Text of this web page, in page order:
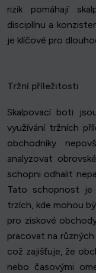
rizik pomáhají
disciplínu a
je klíčové pro
Tržní příležitosti
Skalpovací boti
využívání tržních
obchodníky
analyzovat
schopni odhalit
Tato schopnost je
trzích, kde mohou
pro ziskové
pracovat na
což zajišťuje, že
nebo časovými